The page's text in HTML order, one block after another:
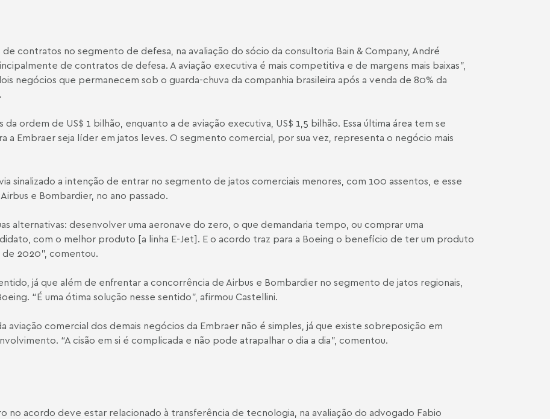
contratos no segmento de defesa, na avaliação do sócio da consultoria Bain & Company, André
de contratos de defesa. A aviação executiva é mais competitiva e de margens mais baixas”,
negócios que permanecem sob o guarda-chuva da companhia brasileira após a venda de 80% da
ordem de US$ 1 bilhão, enquanto a de aviação executiva, US$ 1,5 bilhão. Essa última área tem se
a Embraer seja líder em jatos leves. O segmento comercial, por sua vez, representa o negócio mais
sinalizado a intenção de entrar no segmento de jatos comerciais menores, com 100 assentos, e esse
e Bombardier, no ano passado.
alternativas: desenvolver uma aeronave do zero, o que demandaria tempo, ou comprar uma
com o melhor produto [a linha E-Jet]. E o acordo traz para a Boeing o benefício de ter um produto
2020”, comentou.
já que além de enfrentar a concorrência de Airbus e Bombardier no segmento de jatos regionais,
“É uma ótima solução nesse sentido”, afirmou Castellini.
aviação comercial dos demais negócios da Embraer não é simples, já que existe sobreposição em
“A cisão em si é complicada e não pode atrapalhar o dia a dia”, comentou.
acordo deve estar relacionado à transferência de tecnologia, na avaliação do advogado Fabio